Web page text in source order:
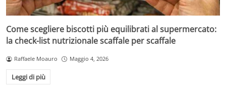
Come scegliere biscotti più equilibrati al supermercato:
la check-list nutrizionale scaffale per scaffale
Raffaele Moauro Maggio 4, 2026
Leggi di più